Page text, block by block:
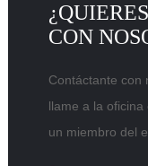
CON
Contáctante con
llame a la
un miembro del